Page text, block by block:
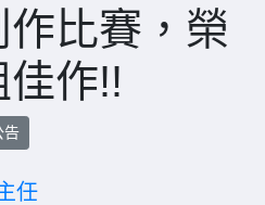
比賽，榮
作!!
告
任